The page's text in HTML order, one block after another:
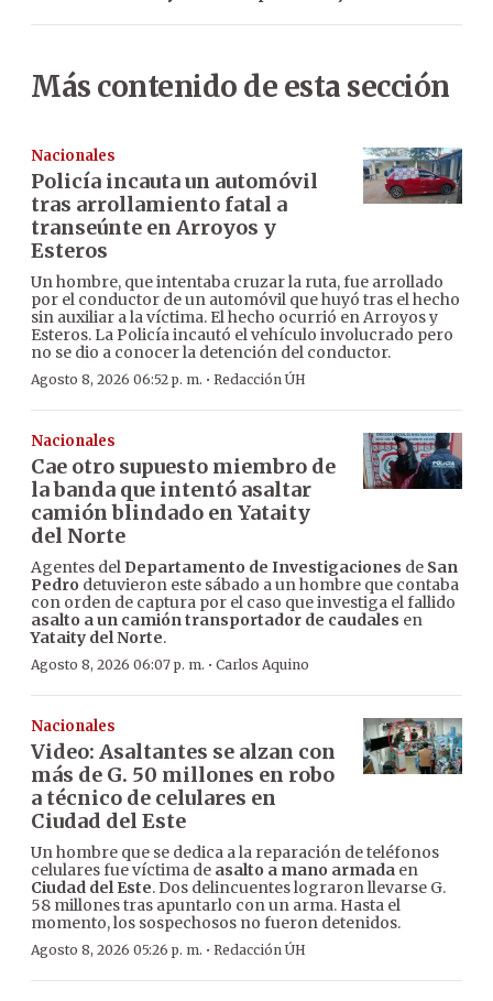
Más contenido de esta sección
Nacionales
Policía incauta un automóvil
tras arrollamiento fatal a
transeúnte en Arroyos y
Esteros
Un hombre, que intentaba cruzar la ruta, fue arrollado
por el conductor de un automóvil que huyó tras el hecho
sin auxiliar a la víctima. El hecho ocurrió en Arroyos y
Esteros. La Policía incautó el vehículo involucrado pero
no se dio a conocer la detención del conductor.
Agosto 8, 2026 06:52 p. m. · Redacción ÚH
Nacionales
Cae otro supuesto miembro de
la banda que intentó asaltar
camión blindado en Yataity
del Norte
Agentes del Departamento de Investigaciones de San
Pedro detuvieron este sábado a un hombre que contaba
con orden de captura por el caso que investiga el fallido
asalto a un camión transportador de caudales en
Yataity del Norte.
Agosto 8, 2026 06:07 p. m. · Carlos Aquino
Nacionales
Video: Asaltantes se alzan con
más de G. 50 millones en robo
a técnico de celulares en
Ciudad del Este
Un hombre que se dedica a la reparación de teléfonos
celulares fue víctima de asalto a mano armada en
Ciudad del Este. Dos delincuentes lograron llevarse G.
58 millones tras apuntarlo con un arma. Hasta el
momento, los sospechosos no fueron detenidos.
Agosto 8, 2026 05:26 p. m. · Redacción ÚH